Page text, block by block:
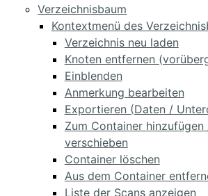
Verzeichnisbaum
Kontextmenü des
Verzeichnis neu laden
Knoten entfernen
Einblenden
Anmerkung bearbeiten
Exportieren (Daten /
Zum Container
verschieben
Container löschen
Aus dem Container
Liste der Scans anzeigen